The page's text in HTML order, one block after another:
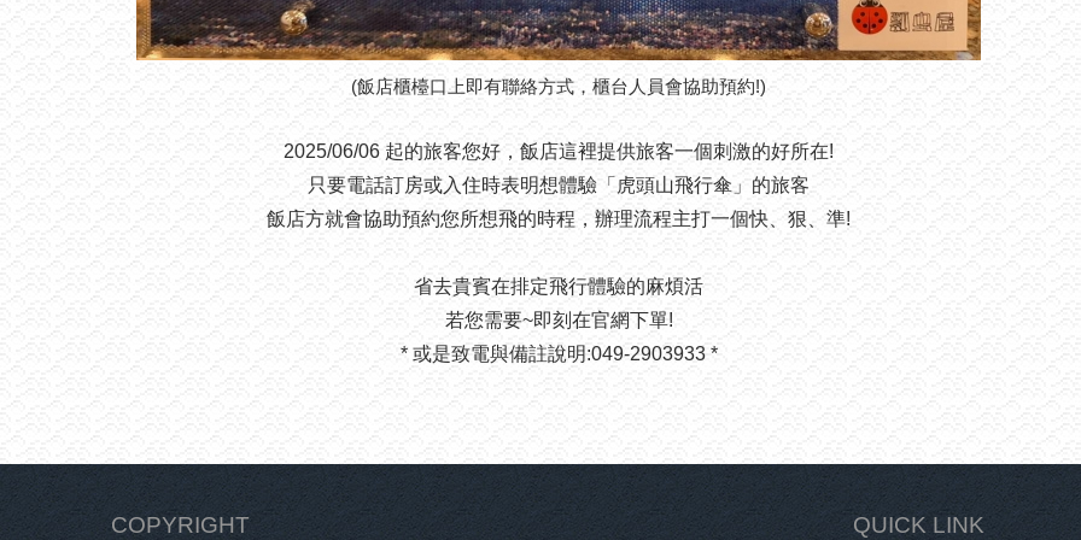
(飯店櫃檯口上即有聯絡方式，櫃台人員會協助預約!)
2025/06/06 起的旅客您好，飯店這裡提供旅客一個刺激的好所在!
只要電話訂房或入住時表明想體驗「虎頭山飛行傘」的旅客
飯店方就會協助預約您所想飛的時程，辦理流程主打一個快、狠、準!
省去貴賓在排定飛行體驗的麻煩活
若您需要~即刻在官網下單!
* 或是致電與備註說明:049-2903933 *
COPYRIGHT QUICK LINK